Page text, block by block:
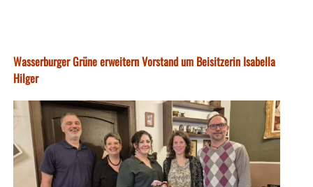
Wasserburger Grüne erweitern Vorstand um Beisitzerin Isabella
Hilger